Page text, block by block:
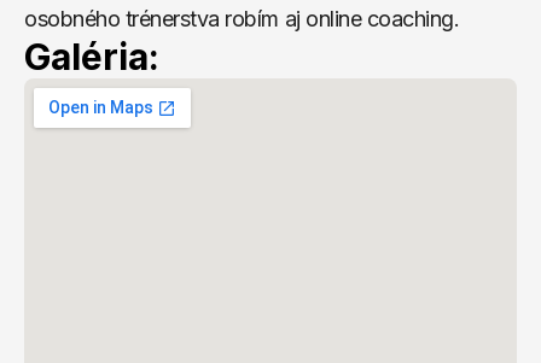
osobného trénerstva robím aj online coaching.
Galéria: